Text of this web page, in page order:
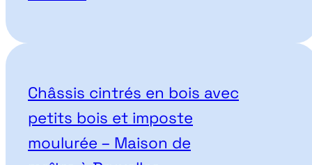
Châssis cintrés en bois avec
petits bois et imposte
moulurée – Maison de